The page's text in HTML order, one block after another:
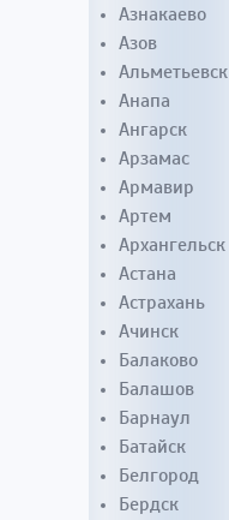
Азнакаево
Азов
Альметьевск
Анапа
Ангарск
Арзамас
Армавир
Артем
Архангельск
Астана
Астрахань
Ачинск
Балаково
Балашов
Барнаул
Батайск
Белгород
Бердск